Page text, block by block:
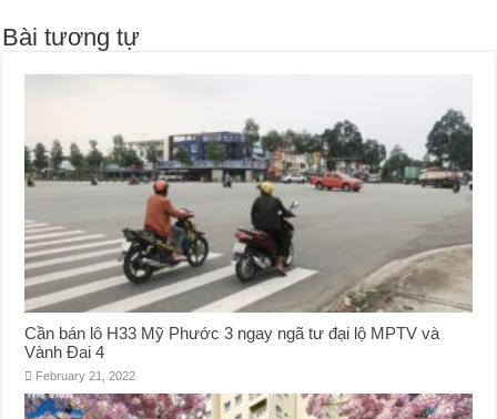
Bài tương tự
Cần bán lô H33 Mỹ Phước 3 ngay ngã tư đại lộ MPTV và
Vành Đai 4
February 21, 2022